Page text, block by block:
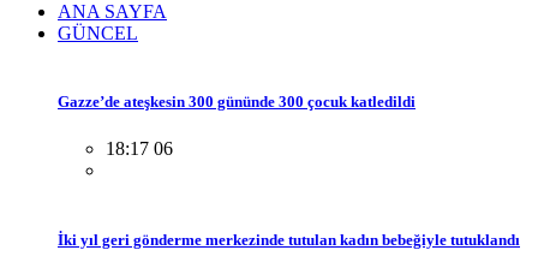
ANA SAYFA
GÜNCEL
Gazze’de ateşkesin 300 gününde 300 çocuk katledildi
18:17 06
İki yıl geri gönderme merkezinde tutulan kadın bebeğiyle tutuklandı